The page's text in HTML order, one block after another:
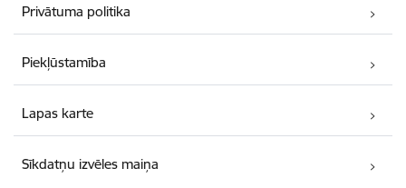
Privātuma politika
Piekļūstamība
Lapas karte
Sīkdatņu izvēles maiņa